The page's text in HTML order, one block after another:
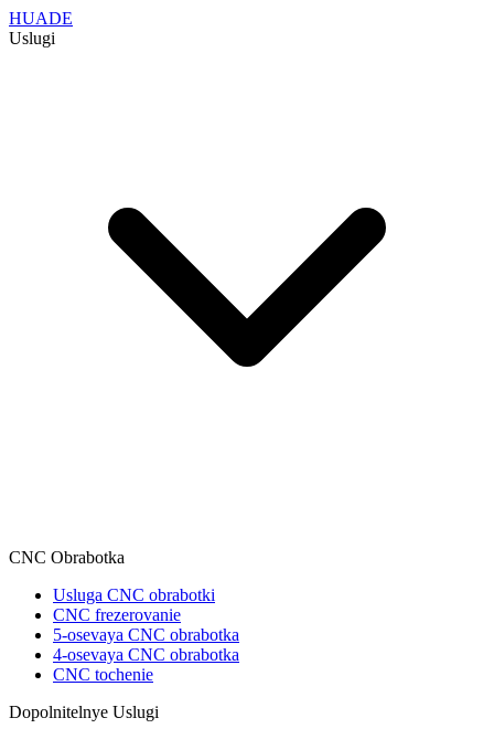
HUADE
Uslugi
CNC Obrabotka
Usluga CNC obrabotki
CNC frezerovanie
5-osevaya CNC obrabotka
4-osevaya CNC obrabotka
CNC tochenie
Dopolnitelnye Uslugi